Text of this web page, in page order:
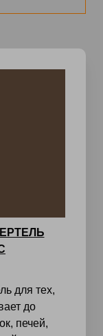
для тех,
до
печей,